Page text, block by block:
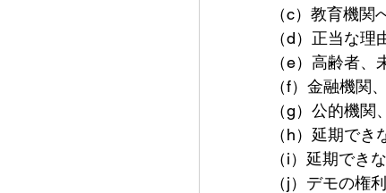
（c）教育機関
（d）正当な
（e）高齢者
（f）金融機関
（g）公的機
（h）延期で
（i）延期でき
（j）デモの権